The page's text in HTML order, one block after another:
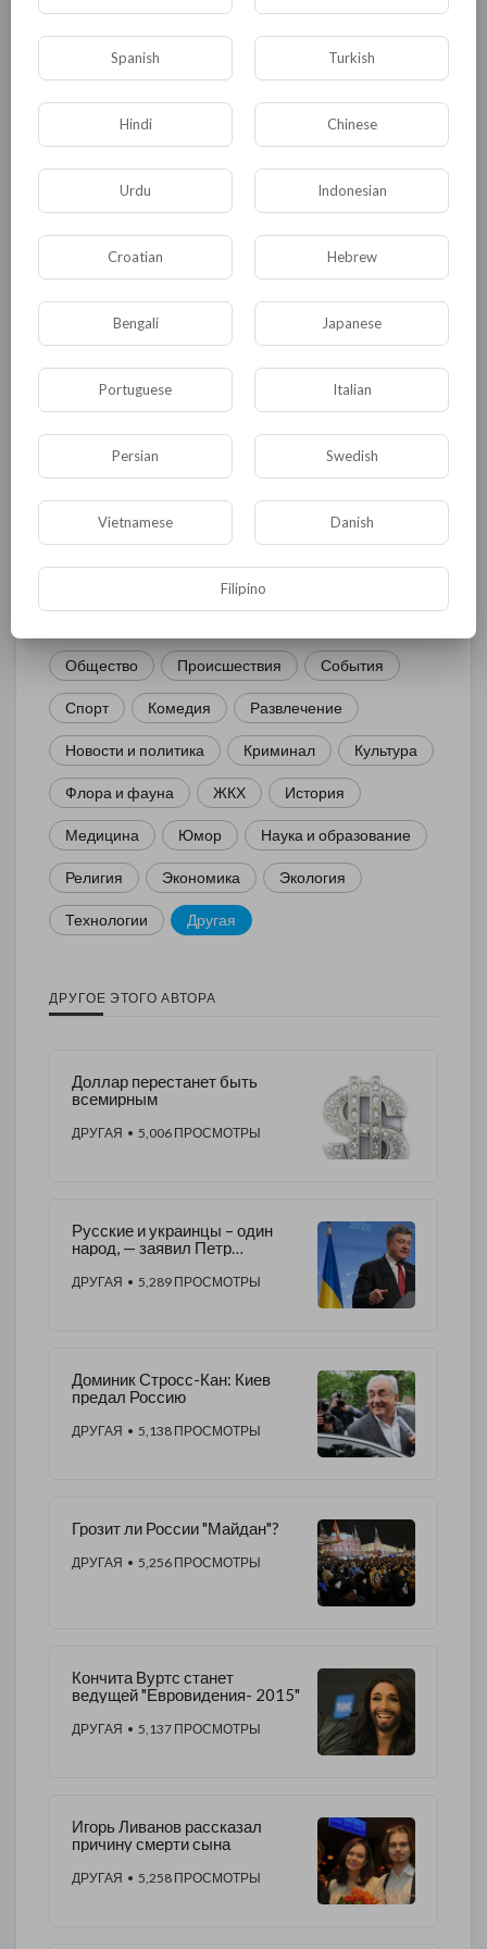
новости
Комментариев нет
КАТЕГОРИИ
Общество Происшествия События
Спорт Комедия Развлечение
Новости и политика Криминал Культура
Флора и фауна ЖКХ История
Медицина Юмор Наука и образование
Религия Экономика Экология
Технологии Другая
ДРУГОЕ ЭТОГО АВТОРА
Доллар перестанет быть
всемирным
ДРУГАЯ • 5,006 ПРОСМОТРЫ
Русские и украинцы – один
народ, — заявил Петр
ДРУГАЯ • 5,289 ПРОСМОТРЫ
Доминик Стросс-Кан: Киев
предал Россию
ДРУГАЯ • 5,138 ПРОСМОТРЫ
Грозит ли России "Майдан"?
ДРУГАЯ • 5,256 ПРОСМОТРЫ
Кончита Вуртс станет
ведущей "Евровидения- 2015"
ДРУГАЯ • 5,137 ПРОСМОТРЫ
Игорь Ливанов рассказал
причину смерти сына
ДРУГАЯ • 5,258 ПРОСМОТРЫ
Spanish Turkish
Hindi Chinese
Urdu Indonesian
Croatian Hebrew
Bengali Japanese
Portuguese Italian
Persian Swedish
Vietnamese Danish
Filipino